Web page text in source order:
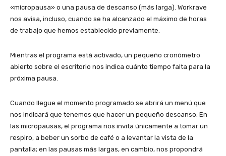
«micropausa» o una pausa de descanso (más larga). Workrave
nos avisa, incluso, cuando se ha alcanzado el máximo de horas
de trabajo que hemos establecido previamente.
Mientras el programa está activado, un pequeño cronómetro
abierto sobre el escritorio nos indica cuánto tiempo falta para la
próxima pausa.
Cuando llegue el momento programado se abrirá un menú que
nos indicará que tenemos que hacer un pequeño descanso. En
las micropausas, el programa nos invita únicamente a tomar un
respiro, a beber un sorbo de café o a levantar la vista de la
pantalla; en las pausas más largas, en cambio, nos propondrá